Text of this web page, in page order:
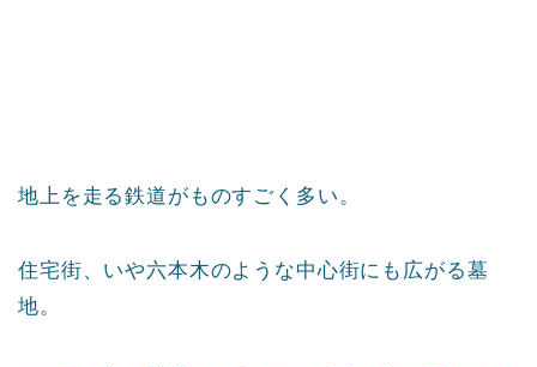
地上を走る鉄道がものすごく多い。
住宅街、いや六本木のような中心街にも広がる墓
地。